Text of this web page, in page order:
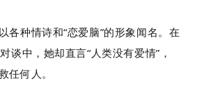
各种情诗和“恋爱脑”的形象闻名。在
谈中，她却直言“人类没有爱情”，
任何人。